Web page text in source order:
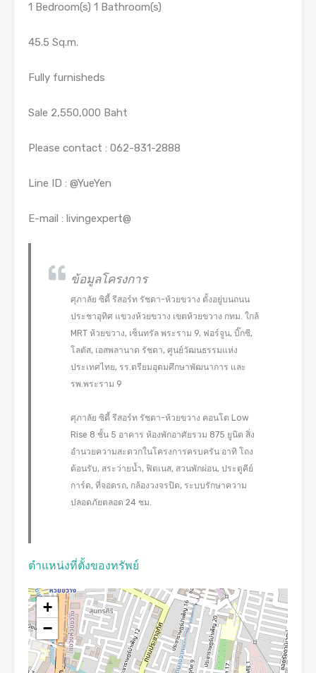
1 Bedroom(s) 1 Bathroom(s)
45.5 Sq.m.
Fully furnisheds
Sale 2,550,000 Baht
Please contact : 062-831-2888
Line ID : @YueYen
E-mail : livingexpert@
ข้อมูลโครงการ
ศุภาลัย ซิตี้ รีสอร์ท รัชดา-ห้วยขวาง ตั้งอยู่บนถนน
ประชาอุทิศ แขวงห้วยขวาง เขตห้วยขวาง กทม. ใกล้
MRT ห้วยขวาง, เซ็นทรัล พระราม 9, ฟอร์จูน, บิ๊กซี,
โลตัส, เอสพลานาด รัชดา, ศูนย์วัฒนธรรมแห่ง
ประเทศไทย, รร.ตรียมอุดมศึกษาพัฒนาการ และ
รพ.พระราม 9
ศุภาลัย ซิตี้ รีสอร์ท รัชดา-ห้วยขวาง คอนโด Low
Rise 8 ชั้น 5 อาคาร ห้องพักอาศัยรวม 875 ยูนิต สิ่ง
อำนวยความสะดวกในโครงการครบครัน อาทิ โถง
ต้อนรับ, สระว่ายน้ำ, ฟิตเนส, สวนพักผ่อน, ประตูคีย์
การ์ด, ที่จอดรถ, กล้องวงจรปิด, ระบบรักษาความ
ปลอดภัยตลอด 24 ชม.
ตำแหน่งที่ตั้งของทรัพย์
+
−